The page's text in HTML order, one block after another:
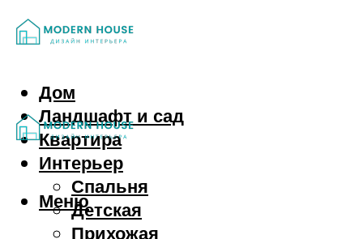
Дом
Ландшафт и сад
Квартира
Интерьер
Спальня
Детская
Прихожая
Меню